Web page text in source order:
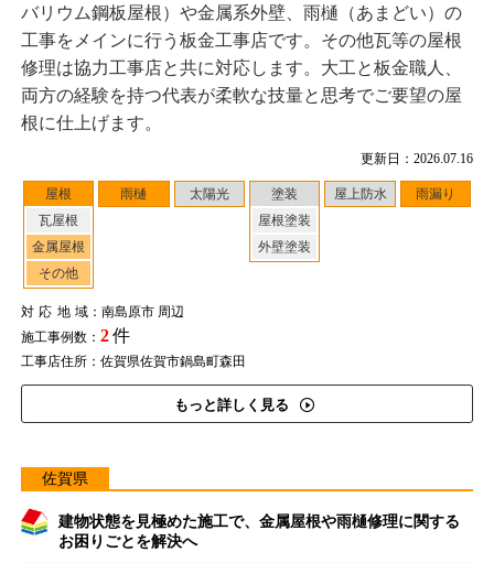
更新日：2026.07.16
屋根
瓦屋根
金属屋根
その他
雨樋 太陽光
塗装
屋根塗装
外壁塗装
屋上防水 雨漏り
対応地域：南島原市 周辺
施工事例数： 2件
工事店住所：佐賀県佐賀市鍋島町森田
もっと詳しく見る
バリウム鋼板屋根）や金属系外壁、雨樋（あまどい）の
工事をメインに行う板金工事店です。その他瓦等の屋根
修理は協力工事店と共に対応します。大工と板金職人、
両方の経験を持つ代表が柔軟な技量と思考でご要望の屋
根に仕上げます。
佐賀県
建物状態を見極めた施工で、金属屋根や雨樋修理に関する
お困りごとを解決へ